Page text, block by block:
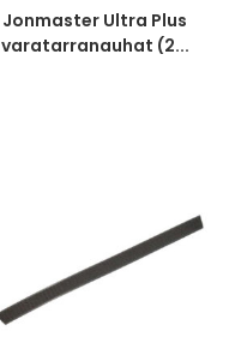
Jonmaster Ultra Plus
varatarranauhat (2...